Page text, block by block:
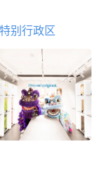
别行政区